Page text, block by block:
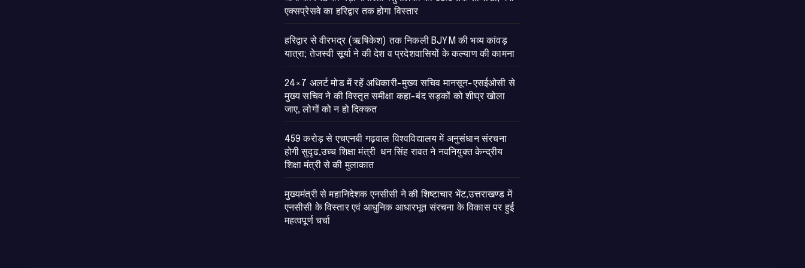
एक्सप्रेसवे का हरिद्वार तक होगा विस्तार
​हरिद्वार से वीरभद्र (ऋषिकेश) तक निकली BJYM की भव्य कांवड़
यात्रा; तेजस्वी सूर्या ने की देश व प्रदेशवासियों के कल्याण की कामना
24×7 अलर्ट मोड में रहें अधिकारी-मुख्य सचिव मानसून-एसईओसी से
मुख्य सचिव ने की विस्तृत समीक्षा कहा-बंद सड़कों को शीघ्र खोला
जाए, लोगों को न हो दिक्कत
459 करोड़ से एचएनबी गढ़वाल विश्वविद्यालय में अनुसंधान संरचना
होगी सुदृढ,उच्च शिक्षा मंत्री धन सिंह रावत ने नवनियुक्त केन्द्रीय
शिक्षा मंत्री से की मुलाकात
मुख्यमंत्री से महानिदेशक एनसीसी ने की शिष्टाचार भेंट,उत्तराखण्ड में
एनसीसी के विस्तार एवं आधुनिक आधारभूत संरचना के विकास पर हुई
महत्वपूर्ण चर्चा